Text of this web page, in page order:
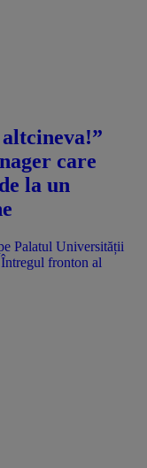
care
la un
Palatul Universității
fronton al